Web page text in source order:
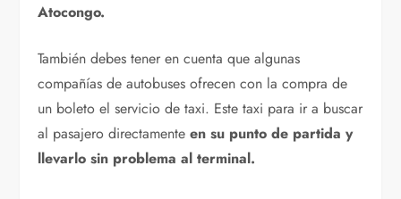
Atocongo.
También debes tener en cuenta que algunas
compañías de autobuses ofrecen con la compra de
un boleto el servicio de taxi. Este taxi para ir a buscar
al pasajero directamenteen su punto de partida y
llevarlo sin problema al terminal.